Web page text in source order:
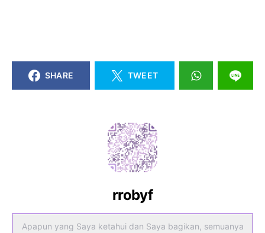
SHARE TWEET
rrobyf
Apapun yang Saya ketahui dan Saya bagikan, semuanya